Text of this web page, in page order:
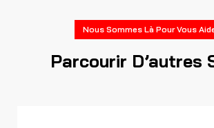
Nous Sommes Là Pour Vous
Parcourir D’autres